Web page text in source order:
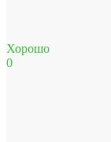
Хорошо
0